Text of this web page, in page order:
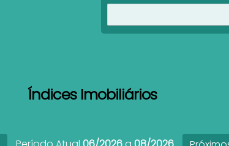
Índices Imobiliários